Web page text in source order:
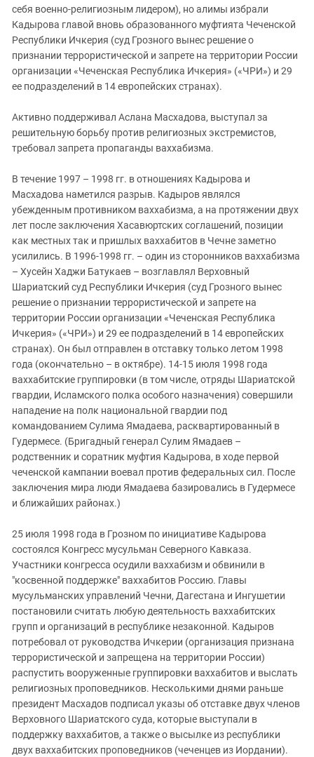
себя военно-религиозным лидером), но алимы избрали
Кадырова главой вновь образованного муфтията Чеченской
Республики Ичкерия (суд Грозного вынес решение о
признании террористической и запрете на территории России
организации «Чеченская Республика Ичкерия» («ЧРИ») и 29
ее подразделений в 14 европейских странах).
Активно поддерживал Аслана Масхадова, выступал за
решительную борьбу против религиозных экстремистов,
требовал запрета пропаганды ваххабизма.
В течение 1997 – 1998 гг. в отношениях Кадырова и
Масхадова наметился разрыв. Кадыров являлся
убежденным противником ваххабизма, а на протяжении двух
лет после заключения Хасавюртских соглашений, позиции
как местных так и пришлых ваххабитов в Чечне заметно
усилились. В 1996-1998 гг. – один из сторонников ваххабизма
– Хусейн Хаджи Батукаев – возглавлял Верховный
Шариатский суд Республики Ичкерия (суд Грозного вынес
решение о признании террористической и запрете на
территории России организации «Чеченская Республика
Ичкерия» («ЧРИ») и 29 ее подразделений в 14 европейских
странах). Он был отправлен в отставку только летом 1998
года (окончательно – в октябре). 14-15 июля 1998 года
ваххабитские группировки (в том числе, отряды Шариатской
гвардии, Исламского полка особого назначения) совершили
нападение на полк национальной гвардии под
командованием Сулима Ямадаева, расквартированный в
Гудермесе. (Бригадный генерал Сулим Ямадаев –
родственник и соратник муфтия Кадырова, в ходе первой
чеченской кампании воевал против федеральных сил. После
заключения мира люди Ямадаева базировались в Гудермесе
и ближайших районах.)
25 июля 1998 года в Грозном по инициативе Кадырова
состоялся Конгресс мусульман Северного Кавказа.
Участники конгресса осудили ваххабизм и обвинили в
"косвенной поддержке" ваххабитов Россию. Главы
мусульманских управлений Чечни, Дагестана и Ингушетии
постановили считать любую деятельность ваххабитских
групп и организаций в республике незаконной. Кадыров
потребовал от руководства Ичкерии (организация признана
террористической и запрещена на территории России)
распустить вооруженные группировки ваххабитов и выслать
религиозных проповедников. Несколькими днями раньше
президент Масхадов подписал указы об отставке двух членов
Верховного Шариатского суда, которые выступали в
поддержку ваххабитов, а также о высылке из республики
двух ваххабитских проповедников (чеченцев из Иордании).